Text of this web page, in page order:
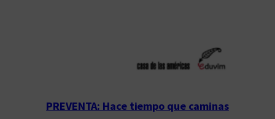
PREVENTA: Hace tiempo que caminas